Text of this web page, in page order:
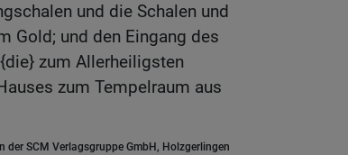
und die Schalen und
Gold; und den Eingang des
zum Allerheiligsten
zum Tempelraum aus
der SCM Verlagsgruppe GmbH, Holzgerlingen